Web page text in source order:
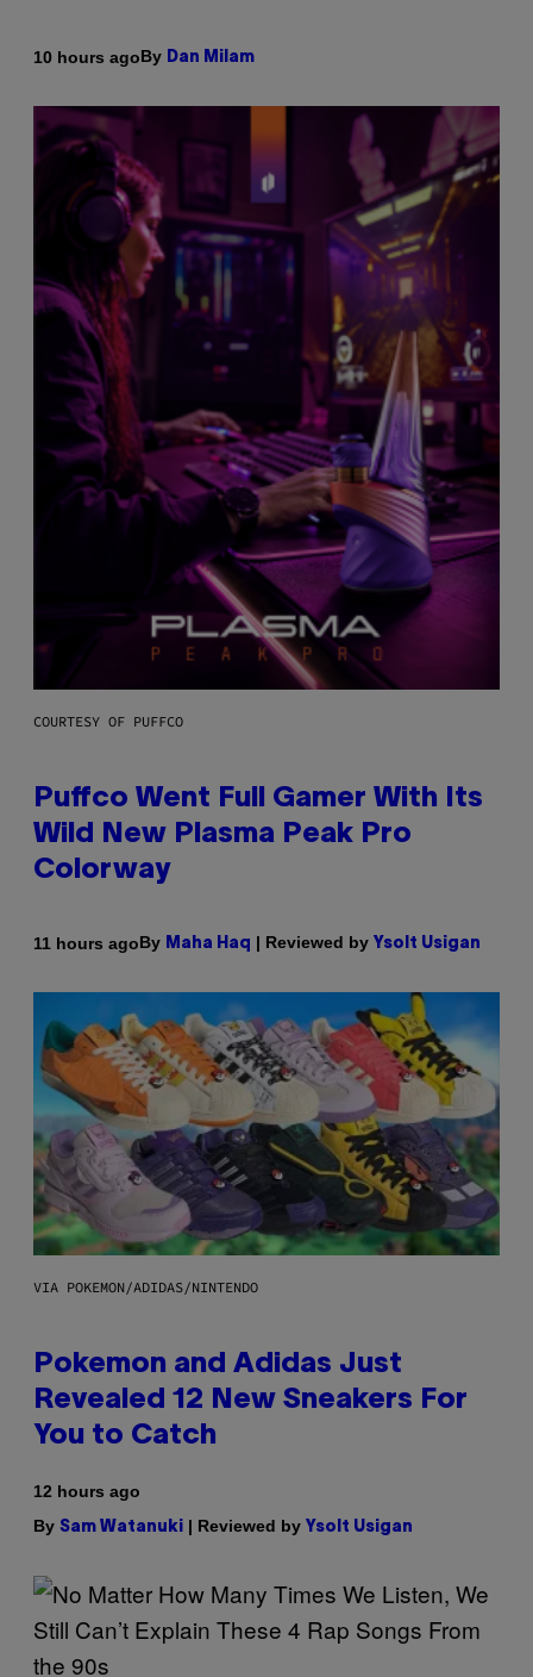
10 hours agoBy Dan Milam
COURTESY OF PUFFCO
Puffco Went Full Gamer With Its
Wild New Plasma Peak Pro
Colorway
11 hours agoBy Maha Haq | Reviewed by Ysolt Usigan
VIA POKEMON/ADIDAS/NINTENDO
Pokemon and Adidas Just
Revealed 12 New Sneakers For
You to Catch
12 hours ago
By Sam Watanuki | Reviewed by Ysolt Usigan